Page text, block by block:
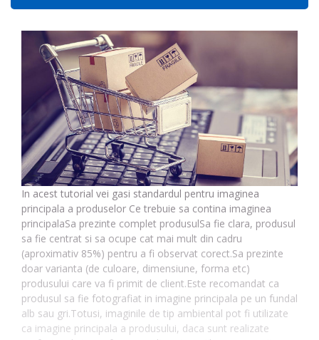
In acest tutorial vei gasi standardul pentru imaginea
principala a produselor Ce trebuie sa contina imaginea
principalaSa prezinte complet produsulSa fie clara, produsul
sa fie centrat si sa ocupe cat mai mult din cadru
(aproximativ 85%) pentru a fi observat corect.Sa prezinte
doar varianta (de culoare, dimensiune, forma etc)
produsului care va fi primit de client.Este recomandat ca
produsul sa fie fotografiat in imagine principala pe un fundal
alb sau gri.Totusi, imaginile de tip ambiental pot fi utilizate
ca imagine principala a produsului, daca sunt realizate